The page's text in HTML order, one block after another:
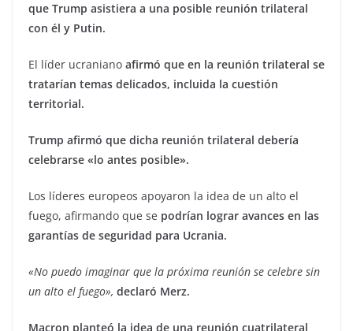
que Trump asistiera a una posible reunión trilateral
con él y Putin.
El líder ucraniano afirmó que en la reunión trilateral se
tratarían temas delicados, incluida la cuestión
territorial.
Trump afirmó que dicha reunión trilateral debería
celebrarse «lo antes posible».
Los líderes europeos apoyaron la idea de un alto el
fuego, afirmando que se podrían lograr avances en las
garantías de seguridad para Ucrania.
«No puedo imaginar que la próxima reunión se celebre sin
un alto el fuego», declaró Merz.
Macron planteó la idea de una reunión cuatrilateral